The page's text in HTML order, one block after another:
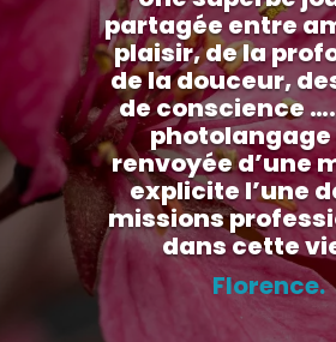
partagée entre
plaisir, de la
de la douceur,
de conscience
photolangage
renvoyée d’une
explicite l’une
missions
dans cette
Florence.